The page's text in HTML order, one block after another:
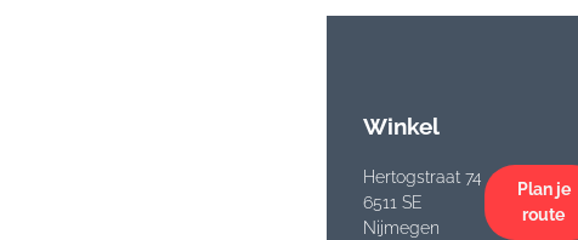
Winkel
Hertogstraat 74
6511 SE
Nijmegen
Plan je
route